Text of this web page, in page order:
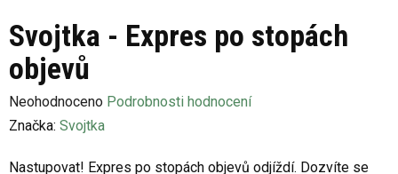
Svojtka - Expres po stopách
objevů
Průměrné
hodnocení
Neohodnoceno Podrobnosti hodnocení
Značka: Svojtka
Nastupovat! Expres po stopách objevů odjíždí. Dozvíte se